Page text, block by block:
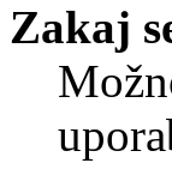
Zakaj